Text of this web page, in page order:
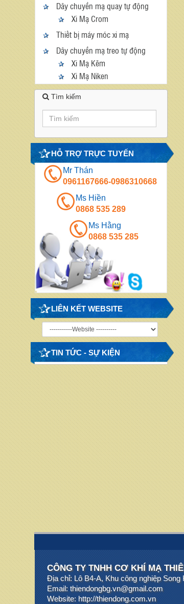
Dây chuyền mạ quay tự động
Xi Mạ Crom
Thiết bị máy móc xi mạ
Dây chuyền mạ treo tự động
Xi Mạ Kẽm
Xi Mạ Niken
Tìm kiếm
HỖ TRỢ TRỰC TUYẾN
Mr Thán
0961167666-0986310668
Ms Hiền
0868 535 289
Ms Hằng
0868 535 285
LIÊN KẾT WEBSITE
TIN TỨC - SỰ KIỆN
CÔNG TY TNHH CƠ KHÍ MẠ
Địa chỉ: Lô B4-A, Khu công nghiệp
Email: thiendongbg.vn@gmail.com
Website: http://thiendong.com.vn